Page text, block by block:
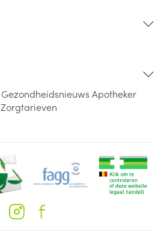
Gezondheidsnieuws Apotheker
Zorgtarieven